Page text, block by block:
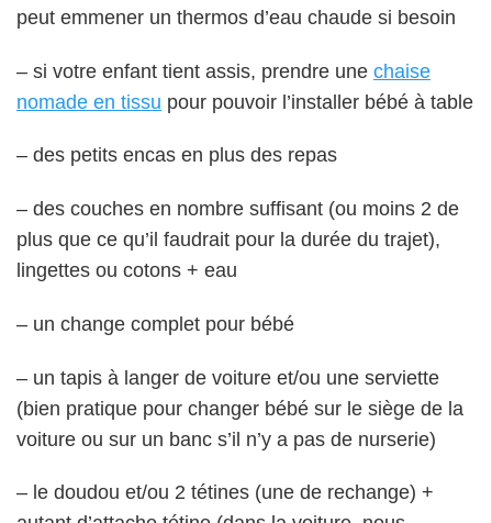
peut emmener un thermos d’eau chaude si besoin
– si votre enfant tient assis, prendre une chaise
nomade en tissu pour pouvoir l’installer bébé à table
– des petits encas en plus des repas
– des couches en nombre suffisant (ou moins 2 de
plus que ce qu’il faudrait pour la durée du trajet),
lingettes ou cotons + eau
– un change complet pour bébé
– un tapis à langer de voiture et/ou une serviette
(bien pratique pour changer bébé sur le siège de la
voiture ou sur un banc s’il n’y a pas de nurserie)
– le doudou et/ou 2 tétines (une de rechange) +